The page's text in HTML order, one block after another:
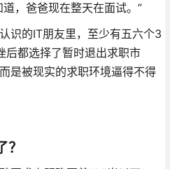
，爸爸现在整天在面试。”
识的IT朋友里，至少有五六个3
后都选择了暂时退出求职市
是被现实的求职环境逼得不得